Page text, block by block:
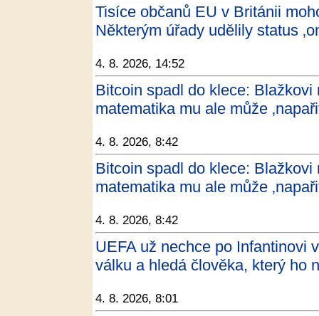
Tisíce občanů EU v Británii
Některým úřady udělily status
4. 8. 2026, 14:52
Bitcoin spadl do klece:
matematika mu ale může
4. 8. 2026, 8:42
Bitcoin spadl do klece:
matematika mu ale může
4. 8. 2026, 8:42
UEFA už nechce po Infantinovi
válku a hledá člověka, který ho
4. 8. 2026, 8:01